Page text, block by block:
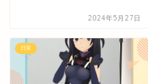
2024年5月27日
日常